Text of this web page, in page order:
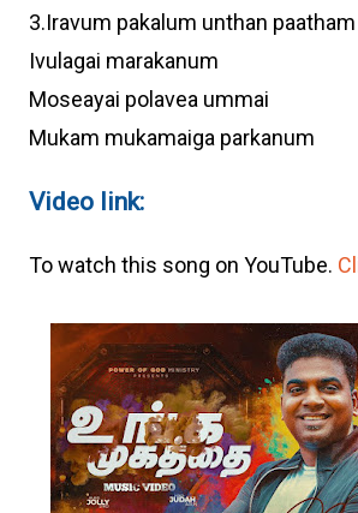
3.Iravum pakalum unthan
Ivulagai marakanum
Moseayai polavea ummai
Mukam mukamaiga parkanum
Video link:
To watch this song on YouTube.